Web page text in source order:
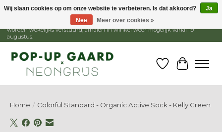
1 - 15 augustus is de winkel gesloten, webshop blijft open. Bestellingen
worden wekelijks verstuurd, afhalen in winkel weer mogelijk vanaf 19
augustus.
Verlanglijst
Home / Colorful Standard - Organic Active Sock - Kelly Green
Wij slaan cookies op om onze website te verbeteren. Is dat akkoord?
Ja
Nee
Meer over cookies »